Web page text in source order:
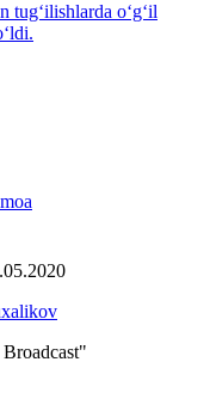
tug‘ilishlarda o‘g‘il